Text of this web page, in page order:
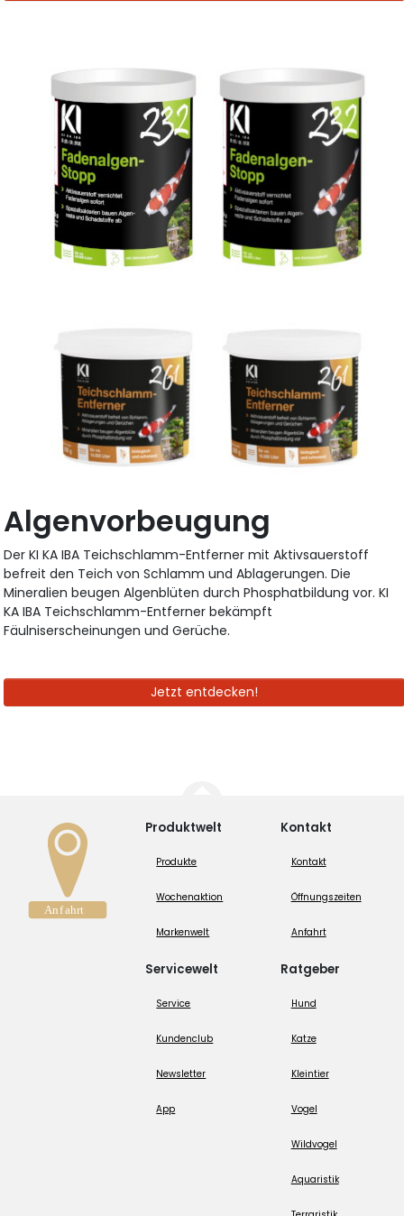
Algenvorbeugung
Der KI KA IBA Teichschlamm-Entferner mit Aktivsauerstoff
befreit den Teich von Schlamm und Ablagerungen. Die
Mineralien beugen Algenblüten durch Phosphatbildung vor. KI
KA IBA Teichschlamm-Entferner bekämpft
Fäulniserscheinungen und Gerüche.
Jetzt entdecken!
Produktwelt
Produkte
Wochenaktion
Markenwelt
Servicewelt
Service
Kundenclub
Newsletter
App
Kontakt
Kontakt
Öffnungszeiten
Anfahrt
Ratgeber
Hund
Katze
Kleintier
Vogel
Wildvogel
Aquaristik